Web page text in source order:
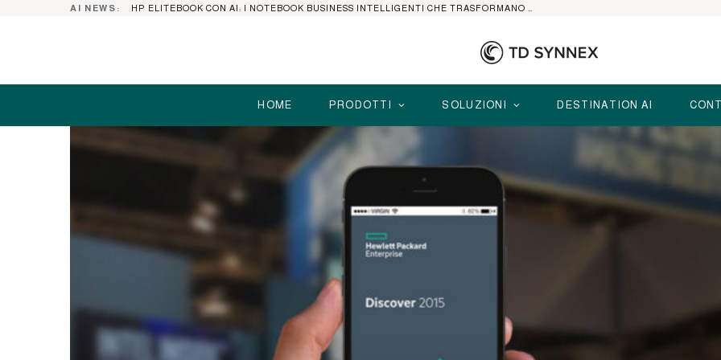
AI NEWS:
HOME PRODOTTI SOLUZIONI DESTINATION AI